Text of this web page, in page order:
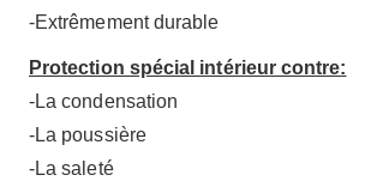
-Extrêmement durable
Protection spécial intérieur contre:
-La condensation
-La poussière
-La saleté